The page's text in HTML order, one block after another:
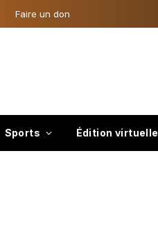
Faire un don
Sports Édition virtuelle